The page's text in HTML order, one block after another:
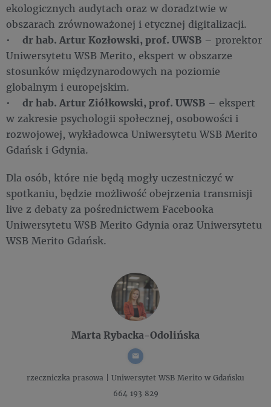
ekologicznych audytach oraz w doradztwie w
obszarach zrównoważonej i etycznej digitalizacji.
• dr hab. Artur Kozłowski, prof. UWSB – prorektor
Uniwersytetu WSB Merito, ekspert w obszarze
stosunków międzynarodowych na poziomie
globalnym i europejskim.
• dr hab. Artur Ziółkowski, prof. UWSB – ekspert
w zakresie psychologii społecznej, osobowości i
rozwojowej, wykładowca Uniwersytetu WSB Merito
Gdańsk i Gdynia.
Dla osób, które nie będą mogły uczestniczyć w
spotkaniu, będzie możliwość obejrzenia transmisji
live z debaty za pośrednictwem Facebooka
Uniwersytetu WSB Merito Gdynia oraz Uniwersytetu
WSB Merito Gdańsk.
Marta Rybacka-Odolińska
rzeczniczka prasowa |
Uniwersytet WSB Merito w Gdańsku
664 193 829